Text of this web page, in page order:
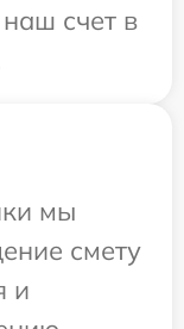
счет в
мы
смету
и